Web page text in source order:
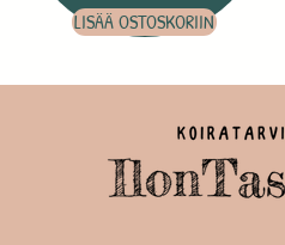
LISÄÄ OSTOSKORIIN